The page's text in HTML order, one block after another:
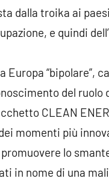
dalla troika ai
e quindi
“bipolare”,
del ruolo
CLEAN
momenti più
lo
in nome di una